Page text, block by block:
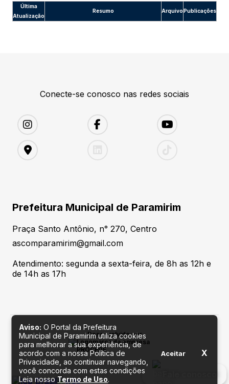
Última
Atualização
Resumo ArquivoPublicações
Conecte-se conosco nas redes sociais
Prefeitura Municipal de Paramirim
Praça Santo Antônio, n° 270, Centro
ascomparamirim@gmail.com
Atendimento: segunda a sexta-feira, de 8h as 12h e
de 14h as 17h
Desenvolvido por
Aviso: O Portal da Prefeitura
Municipal de Paramirim utiliza cookies
para melhorar a sua experiência, de
acordo com a nossa Política de
Privacidade, ao continuar navegando,
você concorda com estas condições
Leia nossoTermo de Uso.
Aceitar X